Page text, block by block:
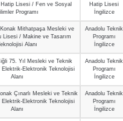
Lisesi / Fen ve Sosyal
Programı
Hatip Lisesi
İngilizce
Mithatpaşa Mesleki ve
Lisesi / Makine ve Tasarım
Alanı
Anadolu Teknik
Programı
İngilizce
75. Yıl Mesleki ve Teknik
Elektronik Teknolojisi
Alanı
Anadolu Teknik
Programı
İngilizce
Çınarlı Mesleki ve Teknik
Elektronik Teknolojisi
Alanı
Anadolu Teknik
Programı
İngilizce